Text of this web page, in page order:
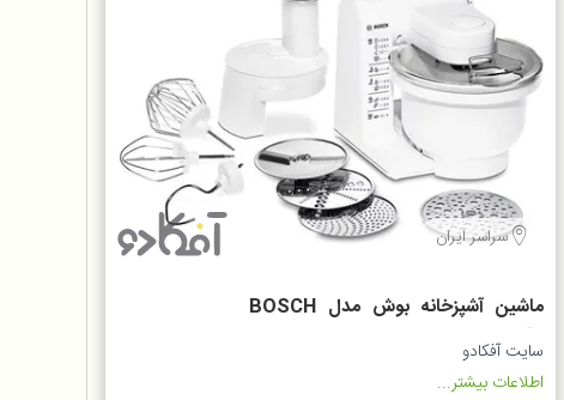
سراسر ایران
ماشین آشپزخانه بوش مدل BOSCH
MUM4427
سایت آفکادو
اطلاعات بیشتر...